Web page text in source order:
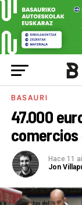
BASAURI
47.000
comercios
Hace 11
Jon